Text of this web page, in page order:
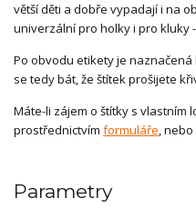
větší děti a dobře vypadají i na
univerzální pro holky i pro kluky
Po obvodu etikety je
se tedy bát, že štítek prošijete
Máte-li zájem o štítky s vlastním
prostřednictvím formuláře, nebo
Parametry